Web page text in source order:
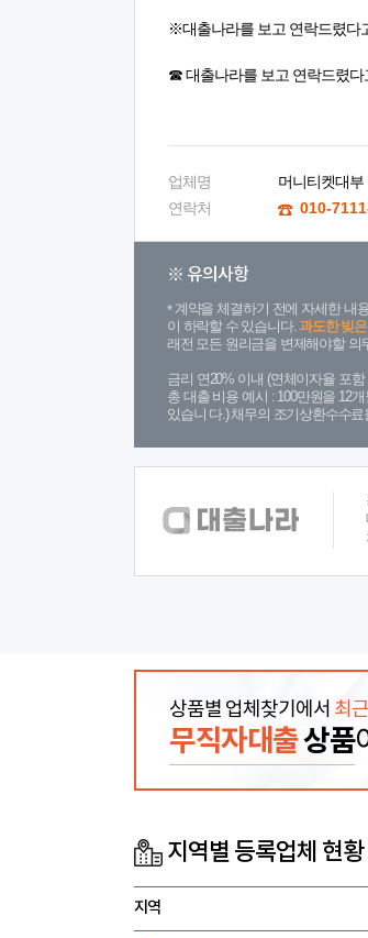
※대출나라를 보고 연락드렸다
☎ 대출나라를 보고 연락드렸다
업체명
머니티켓대부
연락처
010-
※ 유의사항
계약을 체결하기 전에 자세한 내
이 하락할 수 있습니다.과도한 빚
래전 모든 원리금을 변제해야할 의
금리 연20% 이내 (연체이자율 포
총 대출 비용 예시 : 100만원을 12
있습니 다.) 채무의 조기상환수수
상품별 업체찾기에서 최
무직자대출상품
지역별 등록업체 현황
지역